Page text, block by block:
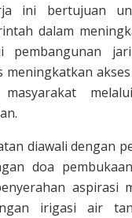
ini bertujuan
dalam
pembangunan
meningkatkan
masyarakat
diawali dengan
doa
aspirasi
irigasi air